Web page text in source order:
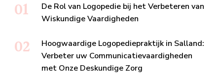
De Rol van Logopedie bij het Verbeteren van
Wiskundige Vaardigheden
Hoogwaardige Logopediepraktijk in Salland:
Verbeter uw Communicatievaardigheden
met Onze Deskundige Zorg